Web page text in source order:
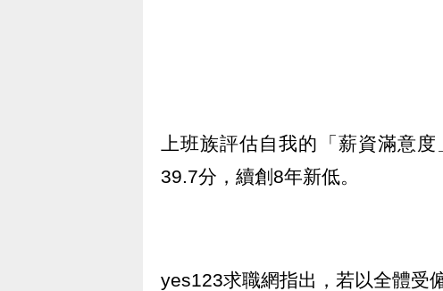
上班族評估自我的「薪資滿意
39.7分，續創8年新低。
yes123求職網指出，若以全體受